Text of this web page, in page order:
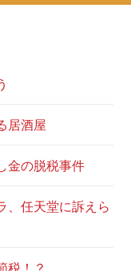
居酒屋
金の脱税事件
、任天堂に訴えら